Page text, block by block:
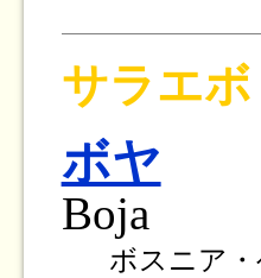
サラエボ
ボヤ
Boja
ボスニア